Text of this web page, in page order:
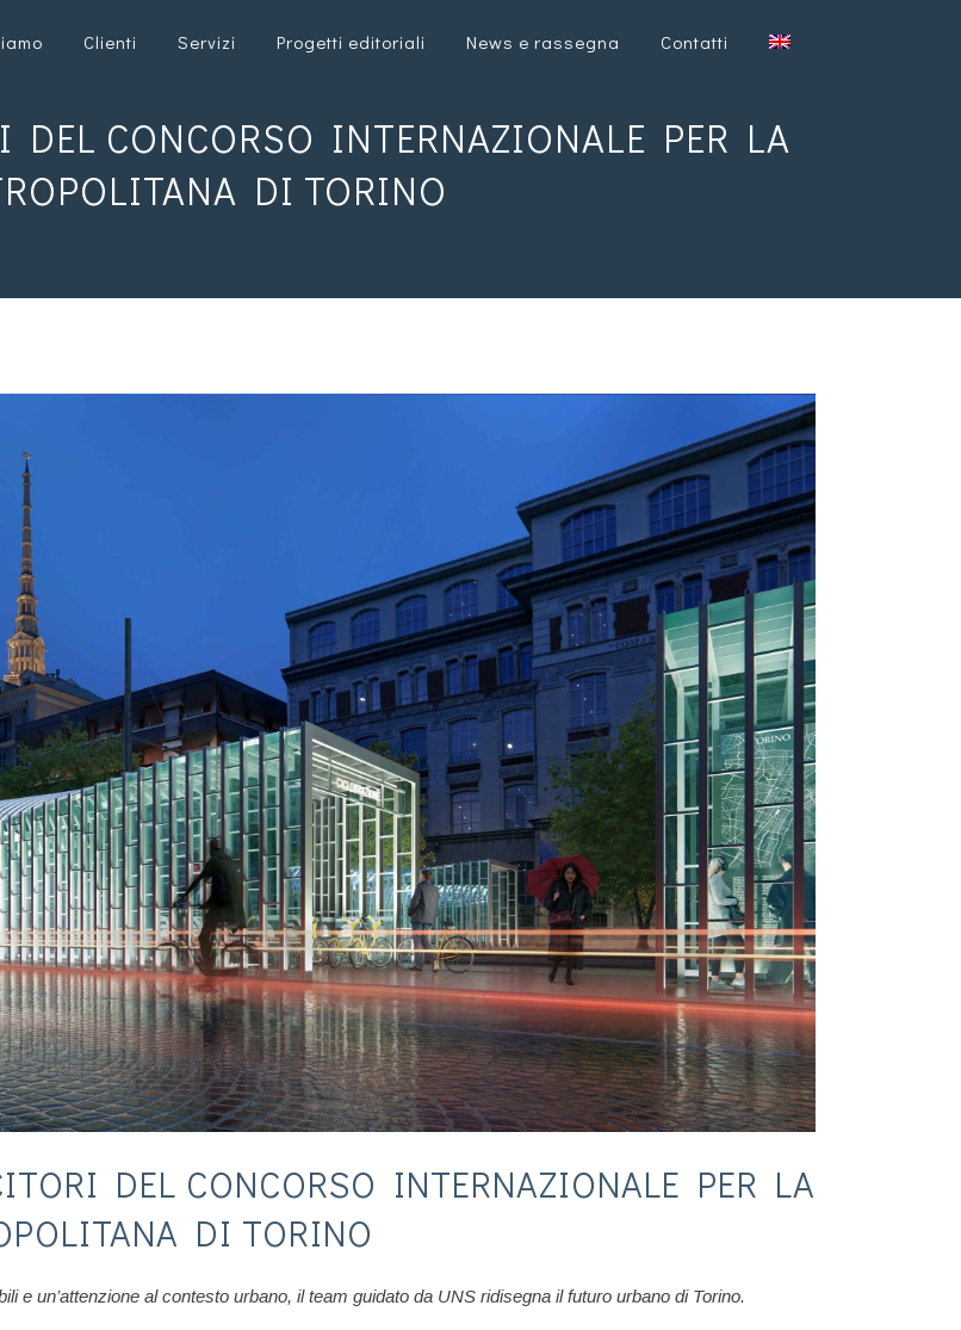
Clienti Servizi Progetti editoriali News e rassegna Contatti
DEL CONCORSO INTERNAZIONALE PER LA
DI TORINO
DEL CONCORSO INTERNAZIONALE PER LA
DI TORINO
e un’attenzione al contesto urbano, il team guidato da UNS ridisegna il futuro urbano di Torino.